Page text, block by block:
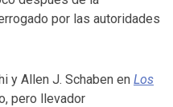
por las autoridades
y Allen J. Schaben en Los
pero llevador